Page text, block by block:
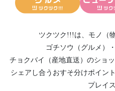
ツクツク!!!は、 モノ（
ゴチソウ（グルメ）
・
チョクバイ（産地直送） のショ
シェアし合う おすそ分けポイン
プレイ